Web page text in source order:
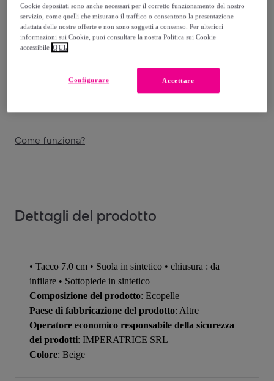
Consegna
Come funziona?
Dettagli del prodotto
• Tacco 7.0 cm • Suola in sintetico • chiusura : da
infilare • Sottopiede in sintetico
Composizione del prodotto: Ecopelle
Paese di fabbricazione del prodotto: Altre
Operatore economico responsabile della sicurezza
dei prodotti: IMPERATRICE SRL
Colore: Beige
Cookie depositati sono anche necessari per il corretto funzionamento del nostro
servizio, come quelli che misurano il traffico o consentono la presentazione
adattata delle nostre offerte e non sono soggetti a consenso. Per ulteriori
informazioni sui Cookie, puoi consultare la nostra Politica sui Cookie
accessibile QUI.
Accettare
Configurare